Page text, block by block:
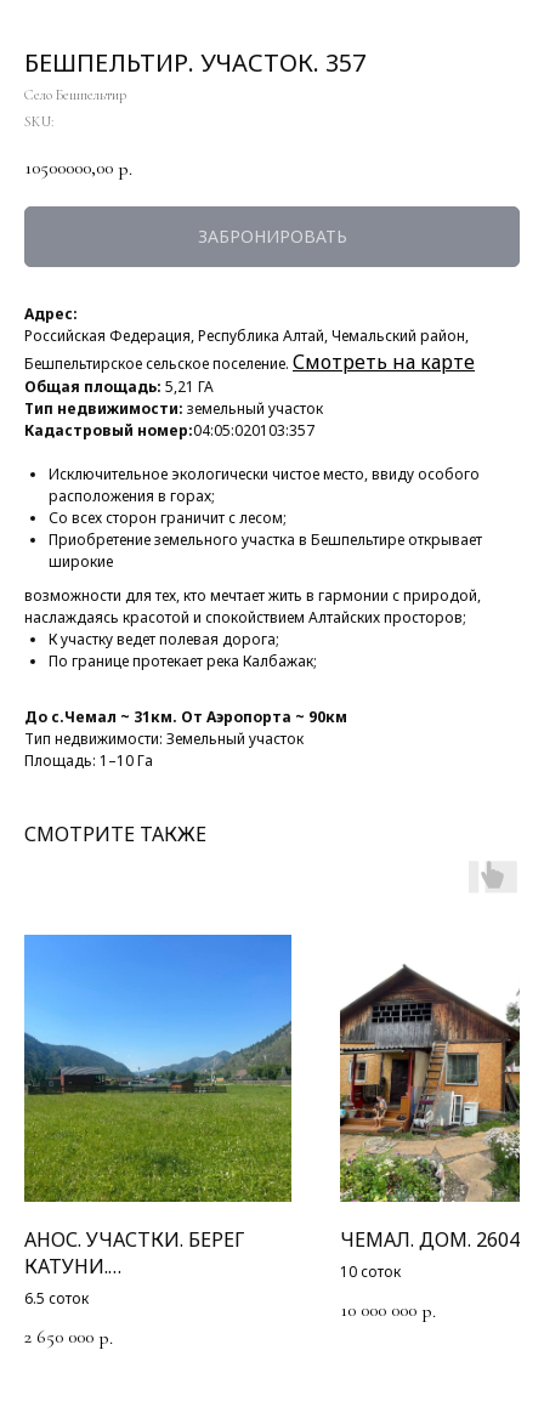
БЕШПЕЛЬТИР. УЧАСТОК. 357
Село Бешпельтир
SKU:
10500000,00 р.
ЗАБРОНИРОВАТЬ
Адрес:
Российская Федерация, Республика Алтай, Чемальский район,
Бешпельтирское сельское поселение. Смотреть на карте
Общая площадь: 5,21 ГА
Тип недвижимости: земельный участок
Кадастровый номер:04:05:020103:357
Исключительное экологически чистое место, ввиду особого
расположения в горах;
Со всех сторон граничит с лесом;
Приобретение земельного участка в Бешпельтире открывает
широкие
возможности для тех, кто мечтает жить в гармонии с природой,
наслаждаясь красотой и спокойствием Алтайских просторов;
К участку ведет полевая дорога;
По границе протекает река Калбажак;
До с.Чемал ~ 31км. От Аэропорта ~ 90км
Тип недвижимости: Земельный участок
Площадь: 1–10 Га
СМОТРИТЕ ТАКЖЕ
АНОС. УЧАСТКИ. БЕРЕГ
КАТУНИ.
3856/3857/3858/3859
6.5 соток
2 650 000 р.
ЧЕМАЛ. ДОМ. 2604
10 соток
10 000 000 р.